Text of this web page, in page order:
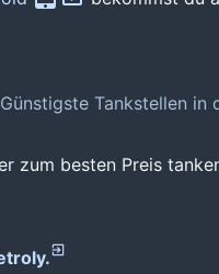
Tankstellen
zum besten Preis